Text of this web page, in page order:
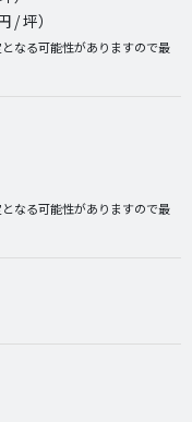
/ 坪）
なる可能性がありますので最
なる可能性がありますので最